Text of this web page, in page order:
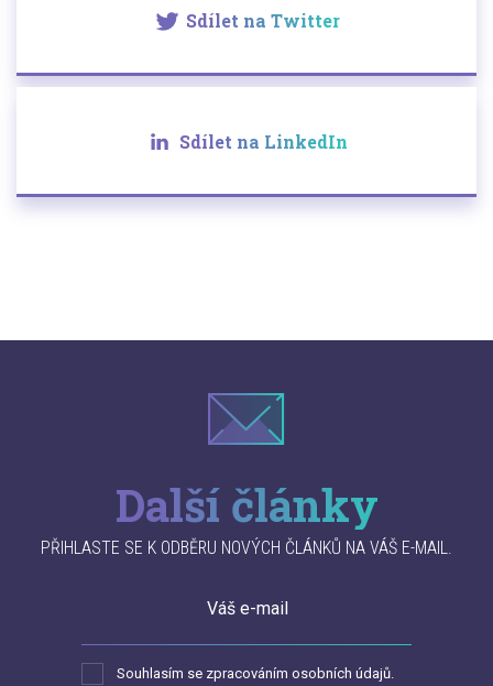
Sdílet na Twitter
Sdílet na LinkedIn
Další články
PŘIHLASTE SE K ODBĚRU NOVÝCH ČLÁNKŮ NA VÁŠ E-MAIL.
Váš e-mail
Souhlasím se zpracováním osobních údajů.